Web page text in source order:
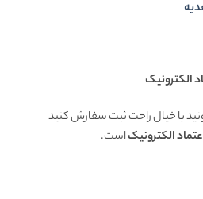
با خیال راحت ثبت سفارش کنید
الکترونیکاست.